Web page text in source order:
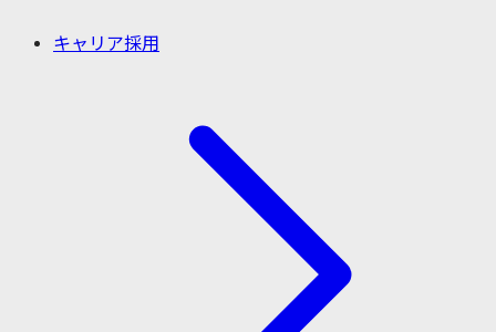
キャリア採用